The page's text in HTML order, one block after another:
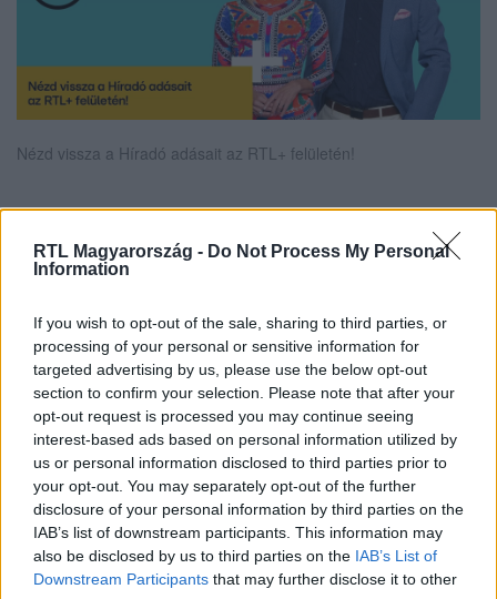
RTL Magyarország - Do Not Process My Personal
Information
If you wish to opt-out of the sale, sharing to third parties, or
processing of your personal or sensitive information for
targeted advertising by us, please use the below opt-out
section to confirm your selection. Please note that after your
opt-out request is processed you may continue seeing
interest-based ads based on personal information utilized by
us or personal information disclosed to third parties prior to
your opt-out. You may separately opt-out of the further
disclosure of your personal information by third parties on the
IAB’s list of downstream participants. This information may
also be disclosed by us to third parties on the IAB’s List of
Downstream Participants that may further disclose it to other
Nézd vissza a Híradó adásait az RTL+ felületén!
Itt állítsd be, hogy az RTL.hu az elsők között
legyen a Google-találatokban!
Kövess minket, és értesülj a friss hírekről a
Facebookon is!